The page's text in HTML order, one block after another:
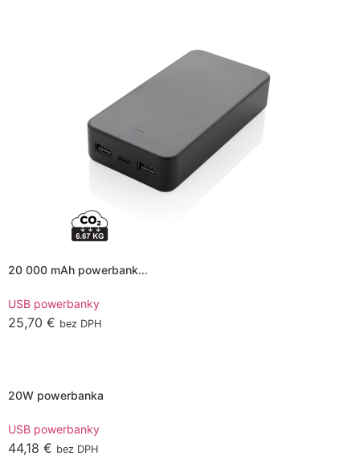
20 000 mAh powerbank...
USB powerbanky
25,70 € bez DPH
20W powerbanka
USB powerbanky
44,18 € bez DPH